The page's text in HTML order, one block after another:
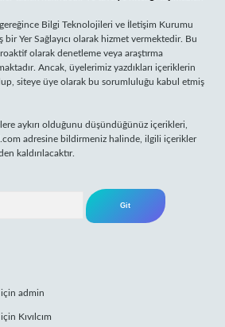
Bilgi Teknolojileri ve İletişim Kurumu
bir Yer Sağlayıcı olarak hizmet vermektedir. Bu
olarak denetleme veya araştırma
Ancak, üyelerimiz yazdıkları içeriklerin
siteye üye olarak bu sorumluluğu kabul etmiş
aykırı olduğunu düşündüğünüz içerikleri,
adresine bildirmeniz halinde, ilgili içerikler
kaldırılacaktır.
admin
Kıvılcım